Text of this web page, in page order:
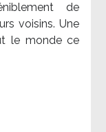
de
voisins. Une
le monde ce